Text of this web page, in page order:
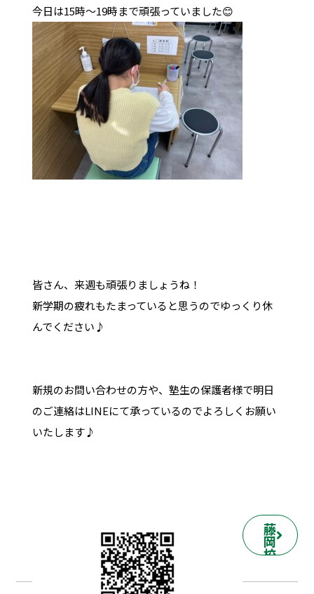
今日は15時～19時まで頑張っていました😊
皆さん、来週も頑張りましょうね！
新学期の疲れもたまっていると思うのでゆっくり休
んでください♪
新規のお問い合わせの方や、塾生の保護者様で明日
のご連絡はLINEにて承っているのでよろしくお願い
いたします♪
藤
岡
校
詳